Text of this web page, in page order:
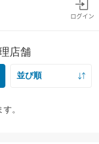
ログイン
店舗
並び順
。